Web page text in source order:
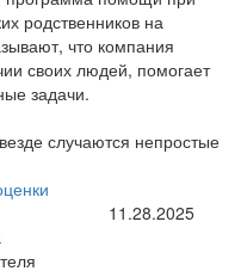
родственников на
что компания
своих людей, помогает
задачи.
случаются непростые
11.28.2025